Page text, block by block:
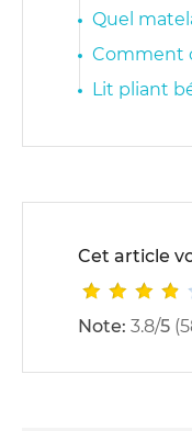
Quel
Comment
Lit pliant
Cet article
Note: 3.8/5 (